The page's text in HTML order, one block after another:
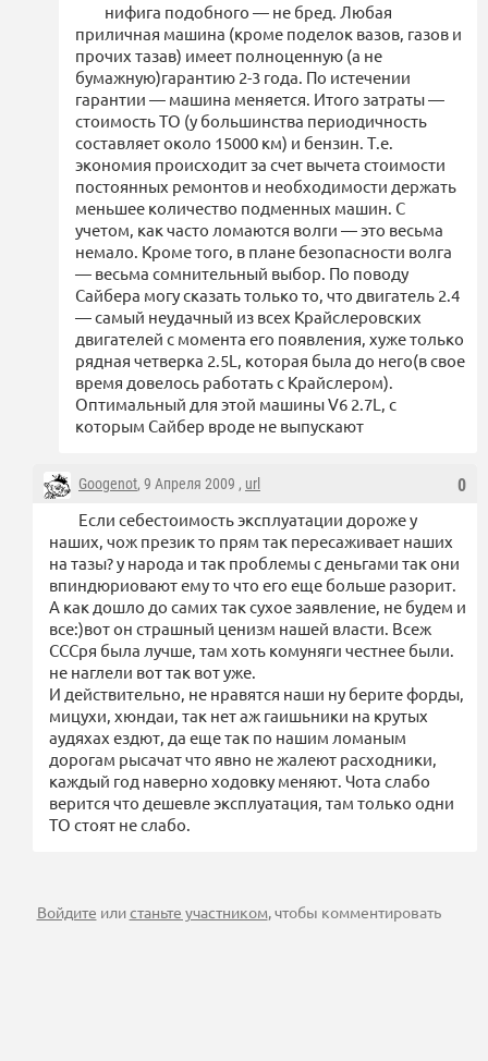
нифига подобного — не бред. Любая
приличная машина (кроме поделок вазов, газов и
прочих тазав) имеет полноценную (а не
бумажную)гарантию 2-3 года. По истечении
гарантии — машина меняется. Итого затраты —
стоимость ТО (у большинства периодичность
составляет около 15000 км) и бензин. Т.е.
экономия происходит за счет вычета стоимости
постоянных ремонтов и необходимости держать
меньшее количество подменных машин. С
учетом, как часто ломаются волги — это весьма
немало. Кроме того, в плане безопасности волга
— весьма сомнительный выбор. По поводу
Сайбера могу сказать только то, что двигатель 2.4
— самый неудачный из всех Крайслеровских
двигателей с момента его появления, хуже только
рядная четверка 2.5L, которая была до него(в свое
время довелось работать с Крайслером).
Оптимальный для этой машины V6 2.7L, с
которым Сайбер вроде не выпускают
0
Googenot, 9 Апреля 2009 , url
Если себестоимость эксплуатации дороже у
наших, чож презик то прям так пересаживает наших
на тазы? у народа и так проблемы с деньгами так они
впиндюриовают ему то что его еще больше разорит.
А как дошло до самих так сухое заявление, не будем и
все:)вот он страшный ценизм нашей власти. Всеж
СССря была лучше, там хоть комуняги честнее были.
не наглели вот так вот уже.
И действительно, не нравятся наши ну берите форды,
мицухи, хюндаи, так нет аж гаишьники на крутых
аудяхах ездют, да еще так по нашим ломаным
дорогам рысачат что явно не жалеют расходники,
каждый год наверно ходовку меняют. Чота слабо
верится что дешевле эксплуатация, там только одни
ТО стоят не слабо.
Войдите илистаньте участником, чтобы комментировать